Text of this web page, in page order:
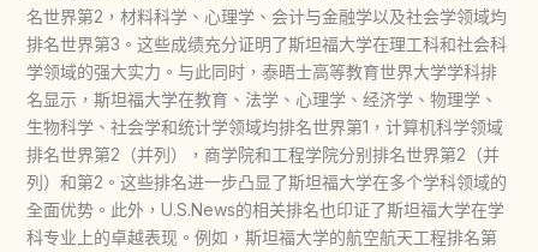
名世界第2，材料科学、心理学、会计与金融学以及社会学领域均
排名世界第3。这些成绩充分证明了斯坦福大学在理工科和社会科
学领域的强大实力。与此同时，泰晤士高等教育世界大学学科排
名显示，斯坦福大学在教育、法学、心理学、经济学、物理学、
生物科学、社会学和统计学领域均排名世界第1，计算机科学领域
排名世界第2（并列），商学院和工程学院分别排名世界第2（并
列）和第2。这些排名进一步凸显了斯坦福大学在多个学科领域的
全面优势。此外，U.S.News的相关排名也印证了斯坦福大学在学
科专业上的卓越表现。例如，斯坦福大学的航空航天工程排名第